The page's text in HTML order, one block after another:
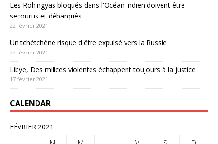
Les Rohingyas bloqués dans l'Océan indien doivent être
secourus et débarqués
22 février 2021
Un tchétchène risque d'être expulsé vers la Russie
22 février 2021
Libye, Des milices violentes échappent toujours à la justice
17 février 2021
CALENDAR
FÉVRIER 2021